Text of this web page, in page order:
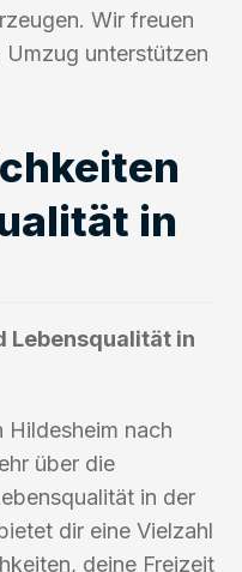
Wir freuen
Umzug unterstützen
in
Lebensqualität in
Hildesheim nach
über die
in der
dir eine Vielzahl
deine Freizeit